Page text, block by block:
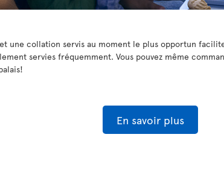
une collation servis au moment le plus opportun
servies fréquemment. Vous pouvez même
En savoir plus